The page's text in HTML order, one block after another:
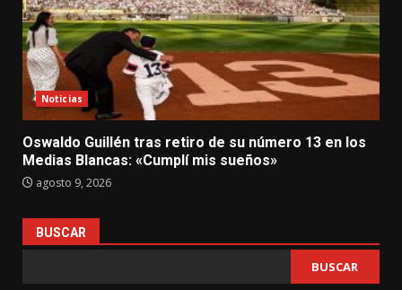
Noticias
Oswaldo Guillén tras retiro de su número 13 en los
Medias Blancas: «Cumplí mis sueños»
agosto 9, 2026
BUSCAR
BUSCAR